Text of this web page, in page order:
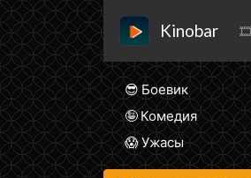
Kinobar
😎 Боевик
🤪 Комедия
😱 Ужасы